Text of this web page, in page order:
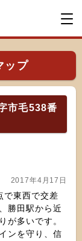
ップ
市毛538番
2017年4月17日
で東西で交差
勝田駅から近
が多いです。
ンを守り、信